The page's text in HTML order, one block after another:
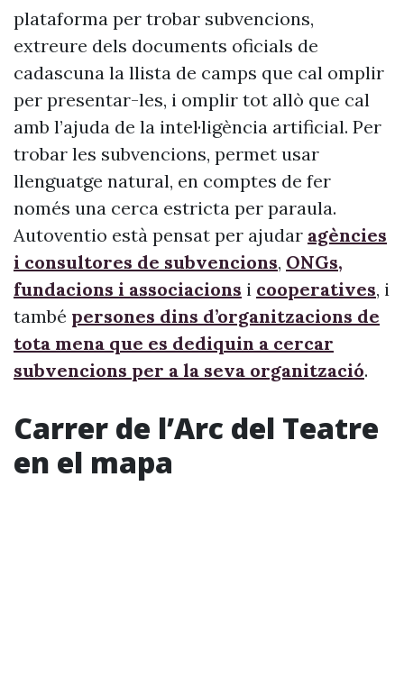
plataforma per trobar subvencions,
extreure dels documents oficials de
cadascuna la llista de camps que cal omplir
per presentar-les, i omplir tot allò que cal
amb l’ajuda de la intel·ligència artificial. Per
trobar les subvencions, permet usar
llenguatge natural, en comptes de fer
només una cerca estricta per paraula.
Autoventio està pensat per ajudar agències
i consultores de subvencions, ONGs,
fundacions i associacions i cooperatives, i
també persones dins d’organitzacions de
tota mena que es dediquin a cercar
subvencions per a la seva organització.
Carrer de l’Arc del Teatre
en el mapa